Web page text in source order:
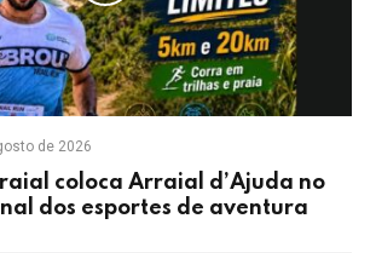
de 2026
coloca Arraial d’Ajuda no
dos esportes de aventura